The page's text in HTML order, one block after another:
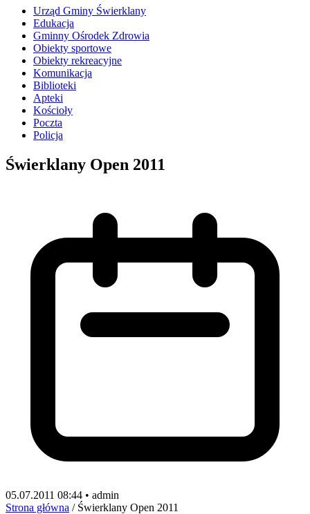
Urząd Gminy Świerklany
Edukacja
Gminny Ośrodek Zdrowia
Obiekty sportowe
Obiekty rekreacyjne
Komunikacja
Biblioteki
Apteki
Kościoły
Poczta
Policja
Świerklany Open 2011
05.07.2011 08:44 • admin
Strona główna / Świerklany Open 2011